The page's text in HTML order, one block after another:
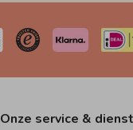
Onze service &